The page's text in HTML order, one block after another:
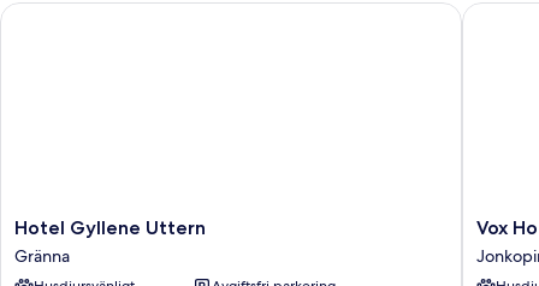
Hotel
Gyllene
Uttern
Hotel Gyllene Uttern
Gränna
Hotel Gyllene Uttern
Vox
Hotel
Vox
Vox